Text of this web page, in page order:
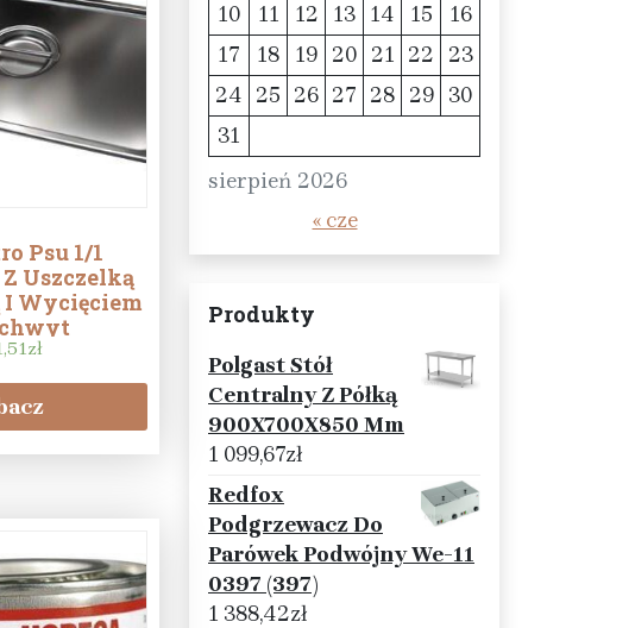
Psu 1/1
Uszczelką
Wycięciem
zł
sierpień 2026
10
11 12 13 14 15
16
17
18 19 20 21 22
23
24 25 26 27 28 29
30
31
« cze
Produkty
Polgast Stół
Centralny Z Półką
900X700X850 Mm
1 099,67zł
Redfox
Podgrzewacz Do
Parówek Podwójny We-11
0397 (397)
1 388,42zł